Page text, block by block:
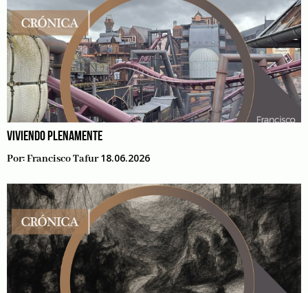
VIVIENDO PLENAMENTE
Por:Francisco Tafur 18.06.2026